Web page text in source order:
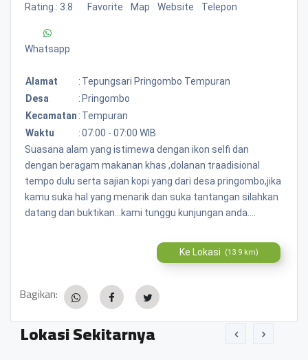
Rating : 3.8 Favorite Map Website Telepon
Whatsapp
Alamat : Tepungsari Pringombo Tempuran
Desa
: Pringombo
Kecamatan : Tempuran
Waktu
:07:00 - 07:00 WIB
Suasana alam yang istimewa dengan ikon selfi dan
dengan beragam makanan khas ,dolanan traadisional
tempo dulu serta sajian kopi yang dari desa pringombo,jika
kamu suka hal yang menarik dan suka tantangan silahkan
datang dan buktikan...kami tunggu kunjungan anda....
Ke Lokasi (13.9 km)
Bagikan:
Lokasi Sekitarnya